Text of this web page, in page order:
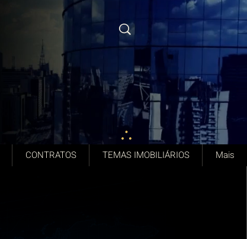
CONTRATOS TEMAS IMOBILIÁRIOS Mais